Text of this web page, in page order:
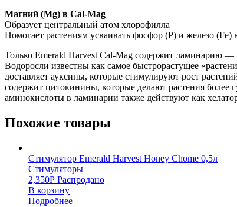
Магний (Mg) в Cal-Mag
Образует центральный атом хлорофилла
Помогает растениям усваивать фосфор (P) и железо
Только Emerald Harvest Cal-Mag содержит ламинарию —
Водоросли известны как самое быстрорастущее
доставляет ауксины, которые стимулируют рост
содержит цитокинины, которые делают растения более
аминокислоты в ламинарии также действуют как
Похожие товары
Стимулятор Emerald Harvest Honey Chome 0,5л
Стимуляторы
2,350Р Распродано
В корзину
Подробнее